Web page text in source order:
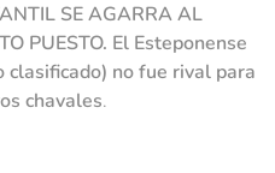
SE AGARRA AL
PUESTO. El Esteponense
clasificado) no fue rival para
chavales.